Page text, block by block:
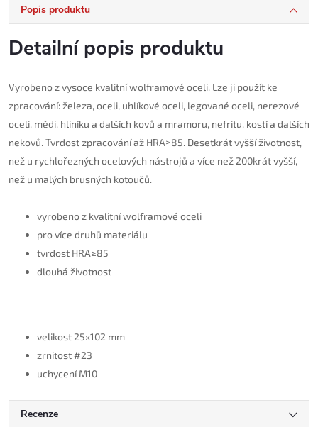
Popis produktu
Detailní popis produktu
Vyrobeno z vysoce kvalitní wolframové oceli. Lze ji použít ke
zpracování: železa, oceli, uhlíkové oceli, legované oceli, nerezové
oceli, mědi, hliníku a dalších kovů a mramoru, nefritu, kostí a dalších
nekovů. Tvrdost zpracování až HRA≥85. Desetkrát vyšší životnost,
než u rychlořezných ocelových nástrojů a více než 200krát vyšší,
než u malých brusných kotoučů.
vyrobeno z kvalitní wolframové oceli
pro více druhů materiálu
tvrdost HRA≥85
dlouhá životnost
velikost 25x102 mm
zrnitost #23
uchycení M10
Recenze